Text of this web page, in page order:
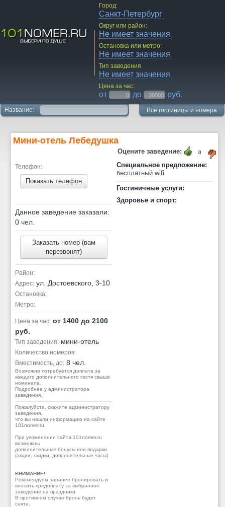
Город:
Санкт-Петербург
Округ или район:
Не имеет значения
Остановка или метро:
Не имеет значения
Тип заведения
Не имеет значения
Цена за час:
от до руб.
Название: Все гостиницы и номера
Мини-отель Лебедушка
0
Оцените заведение:
Телефон:
Показать телефон
Данное заведение заказали:
0 чел.
Заказать номер (вам
перезвонят)
Район:
Адрес: ул. Достоевского, 3-10
Остановка:
Метро:
Цена за час: от 1400 до 2100
руб.
Тип заведения: мини-отель
Количество номеров:
Вместимость, до: 8 чел.
Возможно потребуется доплата за
каждого дополнительного гостя свыше
номинала.
Подробнее у администратора
заведения.
Пожалуйста, скажите администратору
заведения,
что вы нашли информацию на сайте
101nomer.ru
При упоминании сайта 101nomer.ru
возможны
дополнительные бонусы или подарки
(акции, скидки, дополнительные часы)
ВНИМАНИЕ!
Рекомендуем заранее бронировать и
вносить предоплату за выбранное
заведение на праздники.
В противном случае бронь будет
снята.
Специальное предложение:
бесплатный wifi
Гостиничные услуги:
Здоровье и спорт: